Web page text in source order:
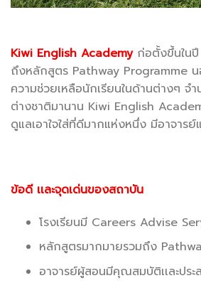
Kiwi English Academyก่อตั้งขึ้นในปี
ถึงหลักสูตร Pathway Programme
ความช่วยเหลือนักเรียนในด้านต่างๆ
ต่างชาติมานาน Kiwi English
ดูแลเอาใจใส่ที่ดีมากแห่งหนึ่ง มีอาจาร
ข้อดี เเละจุดเด่นของสถาบัน
โรงเรียนมี Careers Advise
หลักสูตรมากมายรวมถึง
อาจารย์ผู้สอนมีคุณสมบัติเเละปร